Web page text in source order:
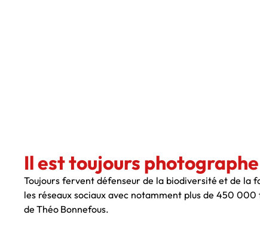
Il est toujours
Toujours fervent défenseur de la biodiversité et de la
les réseaux sociaux avec notamment plus de 450
de Théo Bonnefous.